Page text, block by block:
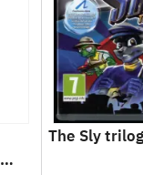
The Sly